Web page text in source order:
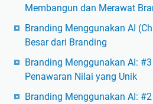
Membangun dan Merawat
Branding Menggunakan AI
Besar dari Branding
Branding Menggunakan AI:
Penawaran Nilai yang Unik
Branding Menggunakan AI: